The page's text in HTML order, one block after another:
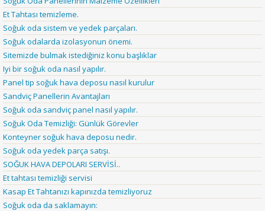
Et Tahtası temizleme.
Soğuk oda sistem ve yedek parçaları.
Soğuk odalarda izolasyonun önemi.
Sitemizde bulmak istediğiniz konu başlıklar
Iyi bir soğuk oda nasıl yapılır.
Panel tip soğuk hava deposu nasıl kurulur
Sandviç Panellerin Avantajları
Soğuk oda sandviç panel nasıl yapılır.
Soğuk Oda Temizliği: Günlük Görevler
Konteyner soğuk hava deposu nedir.
Soğuk oda yedek parça satışı.
SOĞUK HAVA DEPOLARI SERVİSİ..
Et tahtası temizliği servisi
Kasap Et Tahtanızı kapınızda temizliyoruz
Soğuk oda da saklamayın: